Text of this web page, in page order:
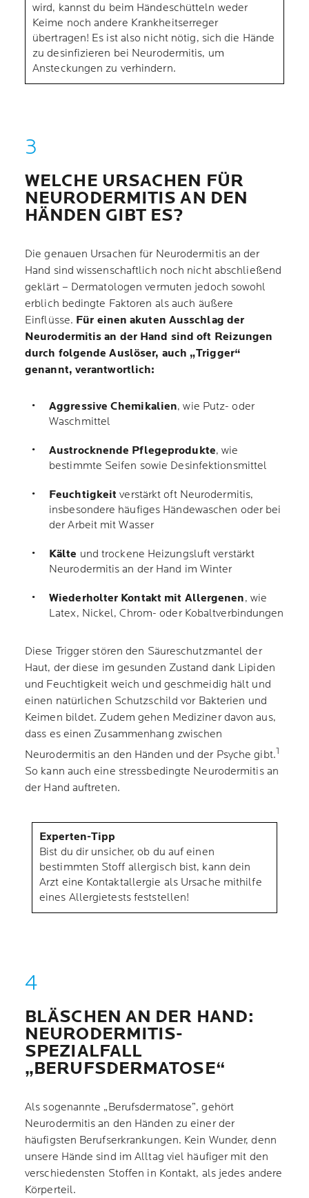
wird, kannst du beim Händeschütteln weder
Keime noch andere Krankheitserreger
übertragen! Es ist also nicht nötig, sich die Hände
zu desinfizieren bei Neurodermitis, um
Ansteckungen zu verhindern.
WELCHE URSACHEN FÜR
NEURODERMITIS AN DEN
HÄNDEN GIBT ES?
Die genauen Ursachen für Neurodermitis an der
Hand sind wissenschaftlich noch nicht abschließend
geklärt – Dermatologen vermuten jedoch sowohl
erblich bedingte Faktoren als auch äußere
Einflüsse. Für einen akuten Ausschlag der
Neurodermitis an der Hand sind oft Reizungen
durch folgende Auslöser, auch „Trigger“
genannt, verantwortlich:
Aggressive Chemikalien, wie Putz- oder
Waschmittel
Austrocknende Pflegeprodukte, wie
bestimmte Seifen sowie Desinfektionsmittel
Feuchtigkeit verstärkt oft Neurodermitis,
insbesondere häufiges Händewaschen oder bei
der Arbeit mit Wasser
Kälte und trockene Heizungsluft verstärkt
Neurodermitis an der Hand im Winter
Wiederholter Kontakt mit Allergenen, wie
Latex, Nickel, Chrom- oder Kobaltverbindungen
Diese Trigger stören den Säureschutzmantel der
Haut, der diese im gesunden Zustand dank Lipiden
und Feuchtigkeit weich und geschmeidig hält und
einen natürlichen Schutzschild vor Bakterien und
Keimen bildet. Zudem gehen Mediziner davon aus,
dass es einen Zusammenhang zwischen
Neurodermitis an den Händen und der Psyche gibt.1
So kann auch eine stressbedingte Neurodermitis an
der Hand auftreten.
Experten-Tipp
Bist du dir unsicher, ob du auf einen
bestimmten Stoff allergisch bist, kann dein
Arzt eine Kontaktallergie als Ursache mithilfe
eines Allergietests feststellen!
BLÄSCHEN AN DER HAND:
NEURODERMITIS-
SPEZIALFALL
„BERUFSDERMATOSE“
Als sogenannte „Berufsdermatose”, gehört
Neurodermitis an den Händen zu einer der
häufigsten Berufserkrankungen. Kein Wunder, denn
unsere Hände sind im Alltag viel häufiger mit den
verschiedensten Stoffen in Kontakt, als jedes andere
Körperteil.